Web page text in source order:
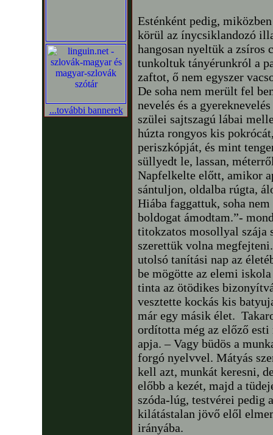
...további bannerek
Esténként pedig,
körül az ínycsiklandozó
hangosan nyeltük a zsíros
tunkoltuk tányérunkról a
zaftot, ő nem egyszer
De soha nem merült fel
nevelés és a
szülei sajtszagú lábai
húzta rongyos kis
periszkópját, és mint
süllyedt le, lassan,
Napfelkelte előtt, amikor
sántuljon, oldalba rúgta,
Hiába faggattuk, soha
boldogat ámodtam.”-
titokzatos mosollyal szája
szerettük volna
utolsó tanítási nap az
be mögötte az elemi
tinta az ötödikes
vesztette kockás kis
már egy másik élet.
ordította még az előző esti
apja. – Vagy büdös a
forgó nyelvvel. Mátyás
kell azt, munkát keresni,
előbb a kezét, majd a
szóda-lúg, testvérei pedig
kilátástalan jövő elől
irányába.